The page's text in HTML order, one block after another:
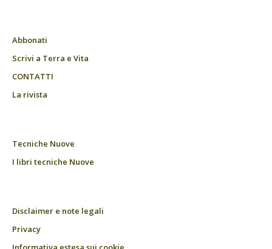
Abbonati
Scrivi a Terra e Vita
CONTATTI
La rivista
Tecniche Nuove
I libri tecniche Nuove
Disclaimer e note legali
Privacy